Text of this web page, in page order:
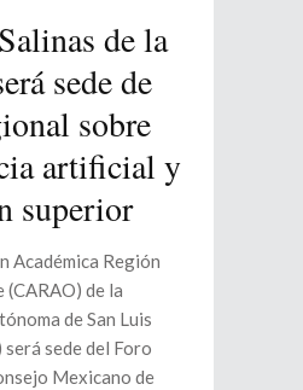
de la
sede de
sobre
artificial y
superior
Académica Región
de la
de San Luis
sede del Foro
Mexicano de